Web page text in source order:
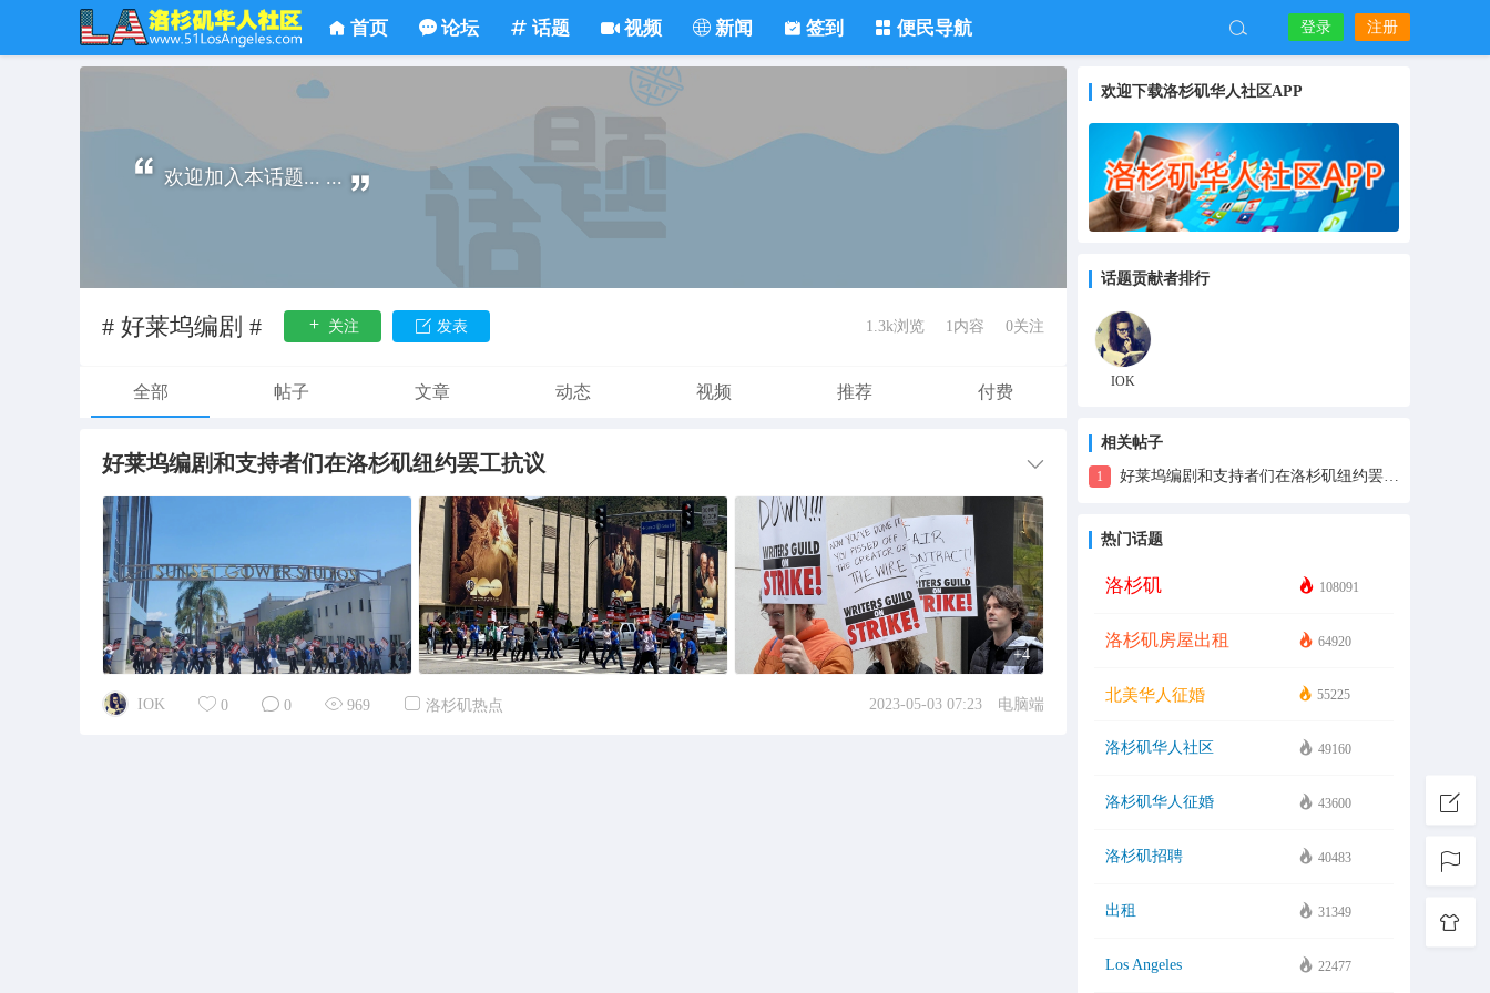
首页 论坛 话题 视频 新闻 签到 便民导航 登录 注册
欢迎下载洛杉矶华人社区APP
话题贡献者排行
IOK
相关帖子
1 好莱坞编剧和支持者们在洛杉矶纽约罢工抗议
热门话题
洛杉矶 108091
洛杉矶房屋出租 64920
北美华人征婚 55225
洛杉矶华人社区 49160
洛杉矶华人征婚 43600
洛杉矶招聘 40483
出租 31349
Los Angeles 22477
欢迎加入本话题... ...
# 好莱坞编剧 # 关注 发表 1.3k浏览 1内容 0关注
全部 帖子 文章 动态 视频 推荐 付费
好莱坞编剧和支持者们在洛杉矶纽约罢工抗议
+4
IOK 0 0 969 洛杉矶热点 2023-05-03 07:23 电脑端